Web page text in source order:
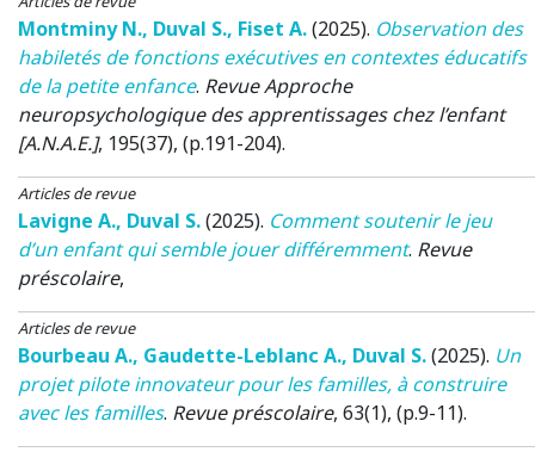
Montminy N., Duval S., Fiset A.(2025). Observation des
habiletés de fonctions exécutives en contextes éducatifs
de la petite enfance. Revue Approche
neuropsychologique des apprentissages chez l’enfant
[A.N.A.E.], 195(37), (p.191-204).
Articles de revue
Lavigne A., Duval S.(2025). Comment soutenir le jeu
d’un enfant qui semble jouer différemment. Revue
préscolaire,
Articles de revue
Bourbeau A., Gaudette-Leblanc A., Duval S.(2025). Un
projet pilote innovateur pour les familles, à construire
avec les familles. Revue préscolaire, 63(1), (p.9-11).